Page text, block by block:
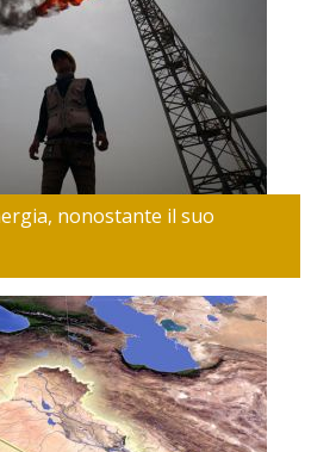
nonostante il suo